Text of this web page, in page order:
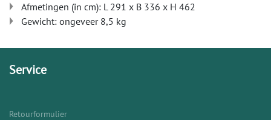
Afmetingen (in cm): L 291 x B 336 x H 462
Gewicht: ongeveer 8,5 kg
Service
Retourformulier